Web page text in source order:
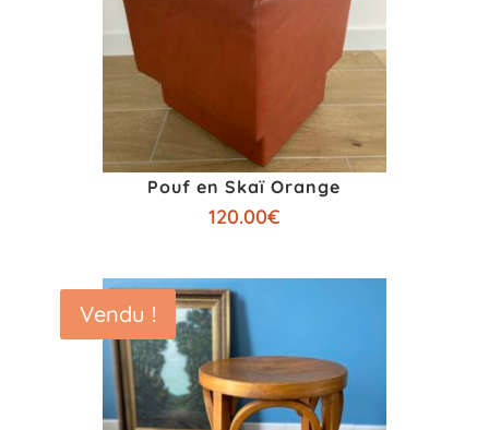
Pouf en Skaï Orange
120.00€
Vendu !